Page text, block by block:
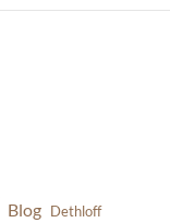
Blog Dethloff